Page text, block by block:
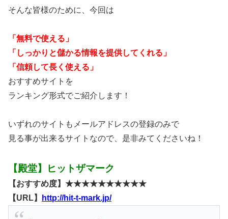
そんな皆様のために、今回は
「無料で使える」
「しっかりと儲かる情報を提供してくれる」
「信頼して長く使える」
おすすめサイトを
ランキング形式でご紹介します！
いずれのサイトもメールアドレスの登録のみで
見る事が出来るサイトなので、是非みてくださいね！
【殿堂】ヒットザマーク
【おすすめ度】★★★★★★★★★★
【URL】
http://hit-t-mark.jp/